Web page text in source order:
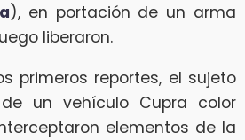
), en portación de un arma
liberaron.
primeros reportes, el sujeto
un vehículo Cupra color
elementos de la